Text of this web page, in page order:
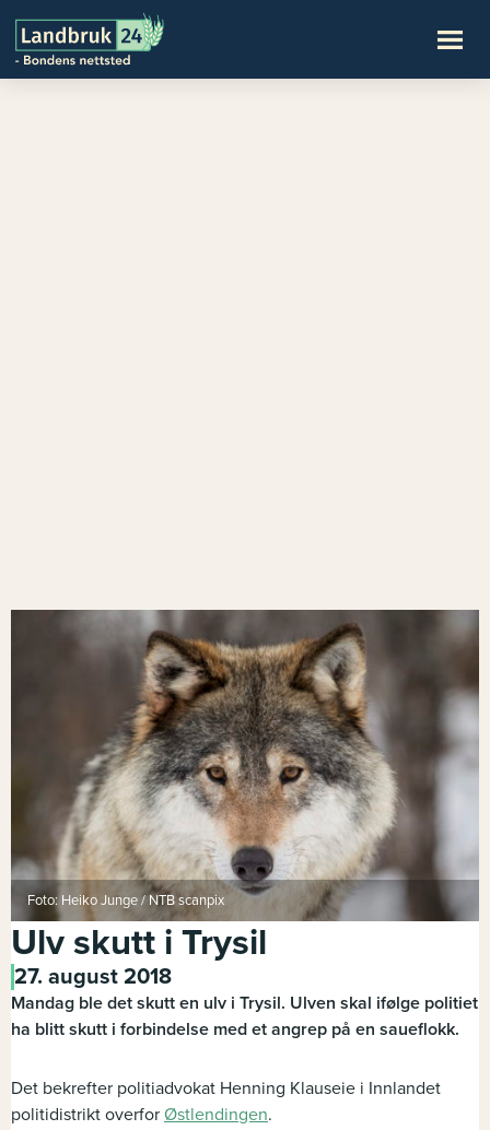
Foto: Heiko Junge / NTB scanpix
Ulv skutt i Trysil
27. august 2018
Mandag ble det skutt en ulv i Trysil. Ulven skal ifølge politiet
ha blitt skutt i forbindelse med et angrep på en saueflokk.
Det bekrefter politiadvokat Henning Klauseie i Innlandet
politidistrikt overfor Østlendingen.